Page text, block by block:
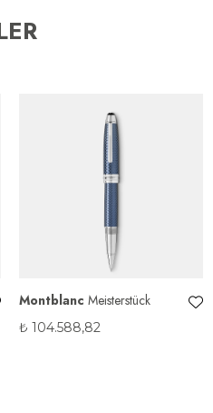
Montblanc Meisterstück
₺ 104.588,82